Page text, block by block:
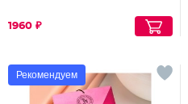
1960 ₽
Рекомендуем